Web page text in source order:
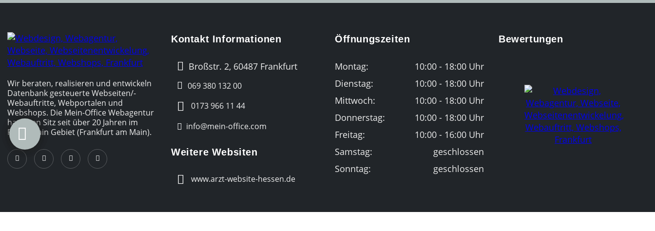
Wir beraten, realisieren und entwickeln
Datenbank gesteuerte Webseiten/­
Webauftritte, Webportalen und
Webshops. Die Mein-Office Webagentur
hat Ihren Sitz seit über 20 Jahren im
Rhein-Main Gebiet (Frankfurt am Main).
Kontakt Informationen
Broßstr. 2, 60487 Frankfurt
069 380 132 00
0173 966 11 44
info@mein-office.com
Weitere Websiten
www.arzt-website-hessen.de
Öffnungszeiten
Montag:
10:00 - 18:00 Uhr
Dienstag:
10:00 - 18:00 Uhr
Mittwoch:
10:00 - 18:00 Uhr
Donnerstag:
10:00 - 18:00 Uhr
Freitag:
10:00 - 16:00 Uhr
Samstag:
geschlossen
Sonntag:
geschlossen
Bewertungen